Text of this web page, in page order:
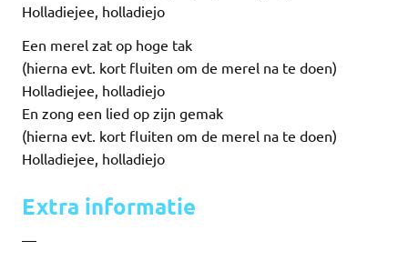
Holladiejee, holladiejo
Een merel zat op hoge tak
(hierna evt. kort fluiten om de merel na te doen)
Holladiejee, holladiejo
En zong een lied op zijn gemak
(hierna evt. kort fluiten om de merel na te doen)
Holladiejee, holladiejo
Extra informatie
—